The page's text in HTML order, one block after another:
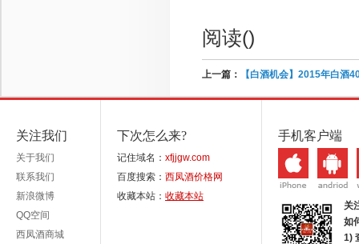
阅读()
上一篇： 【白酒机会】2015年白酒
关注我们
关于我们
联系我们
新浪微博
QQ空间
西凤酒商城
下次怎么来?
记住域名： xfjjgw.com
百度搜索： 西凤酒价格网
收藏本站： 收藏本站
手机客户端
关
如
1)